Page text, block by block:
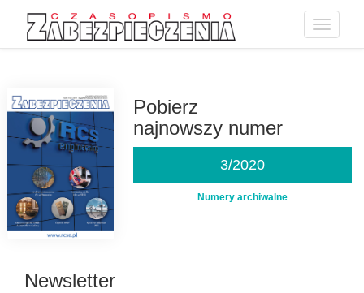
Toggle
Pobierz
najnowszy numer
3/2020
Numery archiwalne
Newsletter